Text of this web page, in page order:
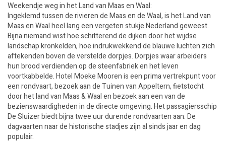
Weekendje weg in het Land van Maas en Waal:
Ingeklemd tussen de rivieren de Maas en de Waal, is het Land van
Maas en Waal heel lang een vergeten stukje Nederland geweest.
Bijna niemand wist hoe schitterend de dijken door het wijdse
landschap kronkelden, hoe indrukwekkend de blauwe luchten zich
aftekenden boven de verstelde dorpjes. Dorpjes waar arbeiders
hun brood verdienden op de steenfabriek en het leven
voortkabbelde. Hotel Moeke Mooren is een prima vertrekpunt voor
een rondvaart, bezoek aan de Tuinen van Appeltern, fietstocht
door het land van Maas & Waal en bezoek aan een van de
bezienswaardigheden in de directe omgeving. Het passagiersschip
De Sluizer biedt bijna twee uur durende rondvaarten aan. De
dagvaarten naar de historische stadjes zijn al sinds jaar en dag
populair.